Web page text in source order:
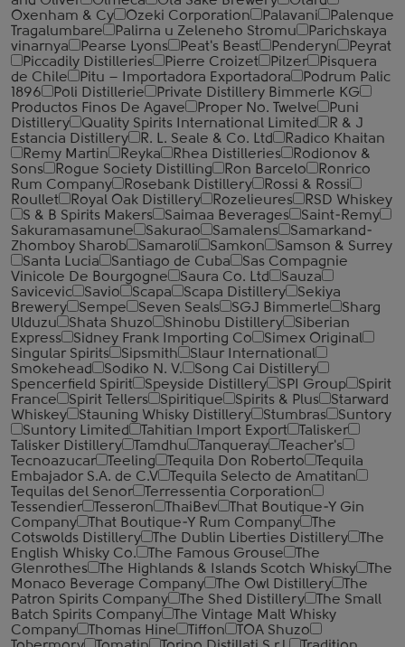
Oxenham & Cy
Ozeki Corporation Palavani
Palenque
Tragalumbare
Palirna u Zeleneho Stromu
Parichskaya
vinarnya
Pearse Lyons Peat's Beast Penderyn
Peyrat
Piccadily Distilleries
Pierre Croizet Pilzer
Pisquera
de Chile
Pitu – Importadora Exportadora
Podrum Palic
1896
Poli Distillerie
Private Distillery Bimmerle KG
Productos Finos De Agave
Proper No. Twelve
Puni
Distillery
Quality Spirits International Limited
R & J
Estancia Distillery
R. L. Seale & Co. Ltd
Radico Khaitan
Remy Martin
Reyka Rhea Distilleries
Rodionov &
Sons
Rogue Society Distilling Ron Barcelo
Ronrico
Rum Company
Rosebank Distillery
Rossi & Rossi
Roullet
Royal Oak Distillery Rozelieures
RSD Whiskey
S & B Spirits Makers
Saimaa Beverages
Saint-Remy
Sakuramasamune
Sakurao Samalens
Samarkand-
Zhomboy Sharob
Samaroli Samkon
Samson & Surrey
Santa Lucia
Santiago de Cuba
Sas Compagnie
Vinicole De Bourgogne
Saura Co. Ltd
Sauza
Savicevic
Savio Scapa Scapa Distillery
Sekiya
Brewery
Sempe Seven Seals SGJ Bimmerle
Sharg
Ulduzu
Shata Shuzo Shinobu Distillery
Siberian
Express
Sidney Frank Importing Co
Simex Original
Singular Spirits
Sipsmith
Slaur International
Smokehead
Sodiko N. V.
Song Cai Distillery
Spencerfield Spirit
Speyside Distillery SPI Group
Spirit
France
Spirit Tellers Spiritique Spirits & Plus
Starward
Whiskey
Stauning Whisky Distillery Stumbras
Suntory
Suntory Limited
Tahitian Import Export
Talisker
Talisker Distillery
Tamdhu Tanqueray
Teacher's
Tecnoazucar
Teeling Tequila Don Roberto
Tequila
Embajador S.A. de C.V
Tequila Selecto de Amatitan
Tequilas del Senor
Terressentia Corporation
Tessendier
Tesseron ThaiBev
That Boutique-Y Gin
Company
That Boutique-Y Rum Company
The
Cotswolds Distillery
The Dublin Liberties Distillery
The
English Whisky Co.
The Famous Grouse
The
Glenrothes
The Highlands & Islands Scotch Whisky
The
Monaco Beverage Company
The Owl Distillery
The
Patron Spirits Company
The Shed Distillery
The Small
Batch Spirits Company
The Vintage Malt Whisky
Company
Thomas Hine Tiffon
TOA Shuzo